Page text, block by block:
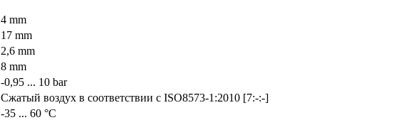
4 mm
17 mm
2,6 mm
8 mm
-0,95 ... 10 bar
Сжатый воздух в соответствии с ISO8573-1:2010 [7:-:-]
-35 ... 60 °C